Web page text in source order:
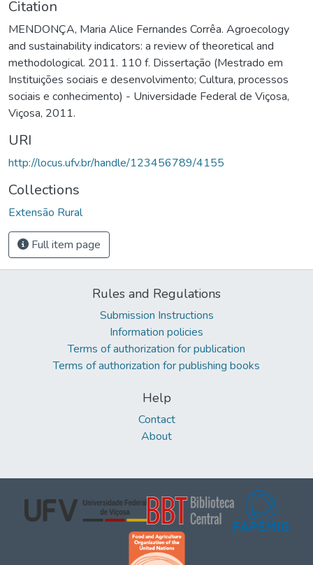
Citation
MENDONÇA, Maria Alice Fernandes Corrêa. Agroecology
and sustainability indicators: a review of theoretical and
methodological. 2011. 110 f. Dissertação (Mestrado em
Instituições sociais e desenvolvimento; Cultura, processos
sociais e conhecimento) - Universidade Federal de Viçosa,
Viçosa, 2011.
URI
http://locus.ufv.br/handle/123456789/4155
Collections
Extensão Rural
Full item page
Rules and Regulations
Submission Instructions
Information policies
Terms of authorization for publication
Terms of authorization for publishing books
Help
Contact
About